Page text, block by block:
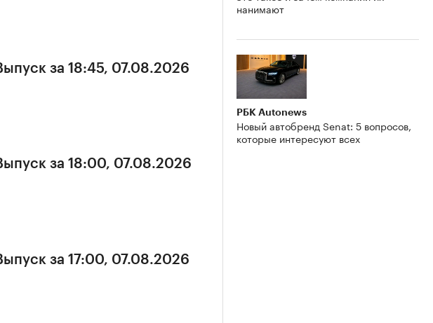
за 18:45, 07.08.2026
за 18:00, 07.08.2026
за 17:00, 07.08.2026
нанимают
РБК Autonews
Новый автобренд Senat: 5 вопросов,
которые интересуют всех